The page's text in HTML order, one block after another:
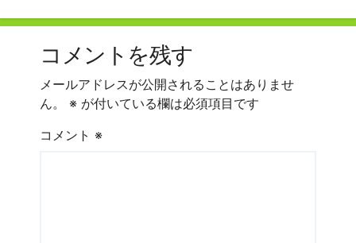
稿
ナ
ビ
ゲ
ー
コメントを残す
メールアドレスが公開されることはありませ
ん。
※ が付いている欄は必須項目です
コメント ※